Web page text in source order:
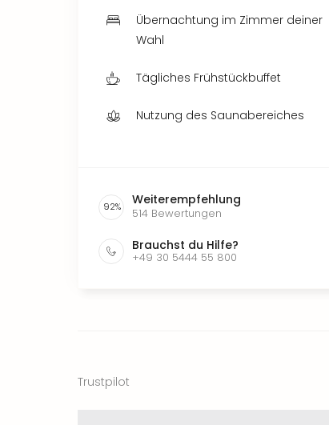
Übernachtung im Zimmer deiner
Wahl
Tägliches Frühstückbuffet
Nutzung des Saunabereiches
92% Weiterempfehlung
514 Bewertungen
Brauchst du Hilfe?
+49 30 5444 55 800
Trustpilot